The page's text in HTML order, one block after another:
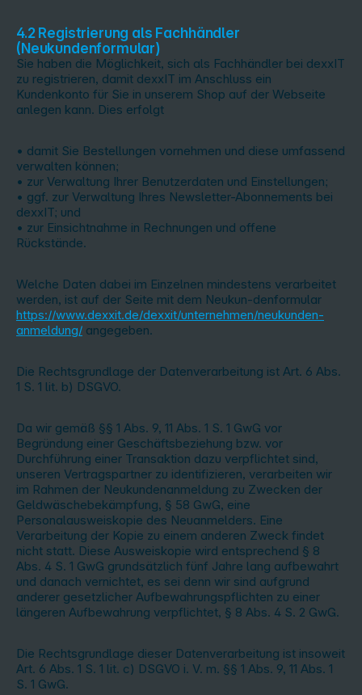
4.2 Registrierung als Fachhändler
(Neukundenformular)
Sie haben die Möglichkeit, sich als Fachhändler bei dexxIT
zu registrieren, damit dexxIT im Anschluss ein
Kundenkonto für Sie in unserem Shop auf der Webseite
anlegen kann. Dies erfolgt
• damit Sie Bestellungen vornehmen und diese umfassend
verwalten können;
• zur Verwaltung Ihrer Benutzerdaten und Einstellungen;
• ggf. zur Verwaltung Ihres Newsletter-Abonnements bei
dexxIT; und
• zur Einsichtnahme in Rechnungen und offene
Rückstände.
Welche Daten dabei im Einzelnen mindestens verarbeitet
werden, ist auf der Seite mit dem Neukun-denformular
https://www.dexxit.de/dexxit/unternehmen/neukunden-
anmeldung/ angegeben.
Die Rechtsgrundlage der Datenverarbeitung ist Art. 6 Abs.
1 S. 1 lit. b) DSGVO.
Da wir gemäß §§ 1 Abs. 9, 11 Abs. 1 S. 1 GwG vor
Begründung einer Geschäftsbeziehung bzw. vor
Durchführung einer Transaktion dazu verpflichtet sind,
unseren Vertragspartner zu identifizieren, verarbeiten wir
im Rahmen der Neukundenanmeldung zu Zwecken der
Geldwäschebekämpfung, § 58 GwG, eine
Personalausweiskopie des Neuanmelders. Eine
Verarbeitung der Kopie zu einem anderen Zweck findet
nicht statt. Diese Ausweiskopie wird entsprechend § 8
Abs. 4 S. 1 GwG grundsätzlich fünf Jahre lang aufbewahrt
und danach vernichtet, es sei denn wir sind aufgrund
anderer gesetzlicher Aufbewahrungspflichten zu einer
längeren Aufbewahrung verpflichtet, § 8 Abs. 4 S. 2 GwG.
Die Rechtsgrundlage dieser Datenverarbeitung ist insoweit
Art. 6 Abs. 1 S. 1 lit. c) DSGVO i. V. m. §§ 1 Abs. 9, 11 Abs. 1
S. 1 GwG.